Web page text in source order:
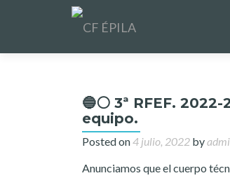
🔵⚪️ 3ª RFEF.
equipo.
Posted on4 julio, 2022 by
Anunciamos que el cuerpo